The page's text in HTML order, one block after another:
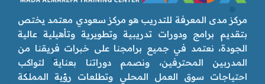
مركز مدى المعرفة للتدريب هو مركز سعودي معتمد يختص
بتقديم برامج ودورات تدريبية وتطويرية وتأهيلية عالية
الجودة، نعتمد في جميع برامجنا على خبرات فريقنا من
المدربين المحترفين، ونصمم دوراتنا بعناية لتواكب
احتياجات سوق العمل المحلي وتطلعات رؤية المملكة